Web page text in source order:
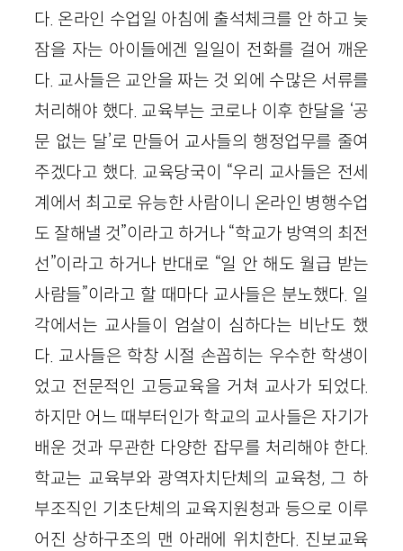
다. 온라인 수업일 아침에 출석체크를 안 하고 늦
잠을 자는 아이들에겐 일일이 전화를 걸어 깨운
다. 교사들은 교안을 짜는 것 외에 수많은 서류를
처리해야 했다. 교육부는 코로나 이후 한달을 ‘공
문 없는 달’로 만들어 교사들의 행정업무를 줄여
주겠다고 했다. 교육당국이 “우리 교사들은 전세
계에서 최고로 유능한 사람이니 온라인 병행수업
도 잘해낼 것”이라고 하거나 “학교가 방역의 최전
선”이라고 하거나 반대로 “일 안 해도 월급 받는
사람들”이라고 할 때마다 교사들은 분노했다. 일
각에서는 교사들이 엄살이 심하다는 비난도 했
다. 교사들은 학창 시절 손꼽히는 우수한 학생이
었고 전문적인 고등교육을 거쳐 교사가 되었다.
하지만 어느 때부터인가 학교의 교사들은 자기가
배운 것과 무관한 다양한 잡무를 처리해야 한다.
학교는 교육부와 광역자치단체의 교육청, 그 하
부조직인 기초단체의 교육지원청과 등으로 이루
어진 상하구조의 맨 아래에 위치한다. 진보교육